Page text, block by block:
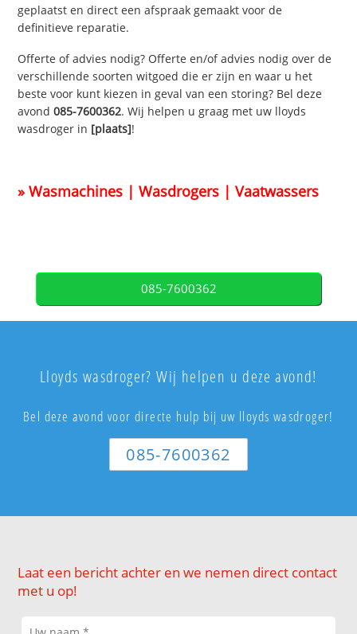
geplaatst en direct een afspraak gemaakt voor de
definitieve reparatie.
Offerte of advies nodig? Offerte en/of advies nodig over de
verschillende soorten witgoed die er zijn en waar u het
beste voor kunt kiezen in geval van een storing? Bel deze
avond085-7600362. Wij helpen u graag met uw lloyds
wasdroger in [plaats]!
» Wasmachines | Wasdrogers | Vaatwassers
085-7600362
Lloyds wasdroger? Wij helpen u deze avond!
Bel deze avond voor directe hulp bij uw lloyds wasdroger!
085-7600362
Laat een bericht achter en we nemen direct contact
met u op!